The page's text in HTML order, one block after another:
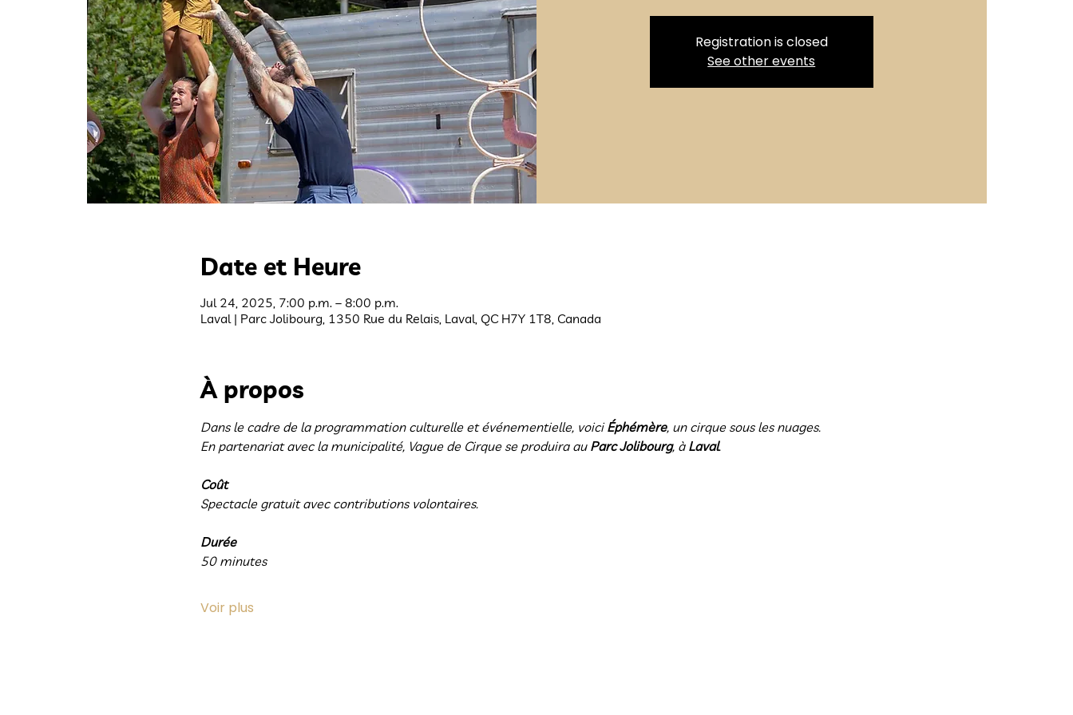
Registration is closed
See other events
Date et Heure
Jul 24, 2025, 7:00 p.m. – 8:00 p.m.
Laval | Parc Jolibourg, 1350 Rue du Relais, Laval, QC H7Y 1T8, Canada
À propos
Dans le cadre de la programmation culturelle et événementielle, voici Éphémère, un cirque sous les nuages.
En partenariat avec la municipalité, Vague de Cirque se produira au Parc Jolibourg, à Laval.
Coût
Spectacle gratuit avec contributions volontaires.
Durée
50 minutes
Voir plus